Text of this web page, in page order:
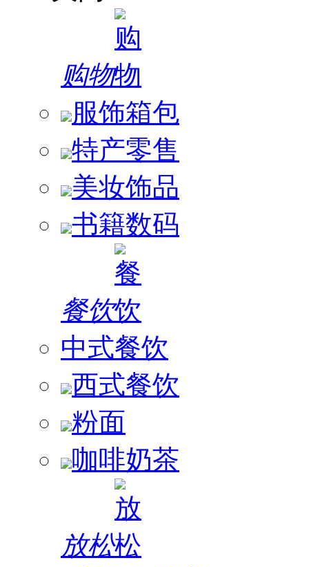
购物
服饰箱包
特产零售
美妆饰品
书籍数码
餐饮
中式餐饮
西式餐饮
粉面
咖啡奶茶
放松